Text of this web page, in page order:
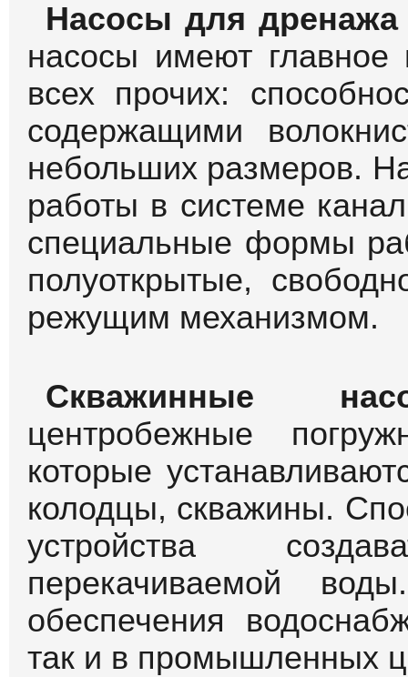
Насосы для дренажа
насосы имеют главное
всех прочих:
содержащими
небольших размеров.
работы в системе
специальные формы
полуоткрытые,
режущим механизмом.
Скважинные
центробежные
которые
колодцы, скважины.
устройства
перекачиваемой
обеспечения
так и в промышленных